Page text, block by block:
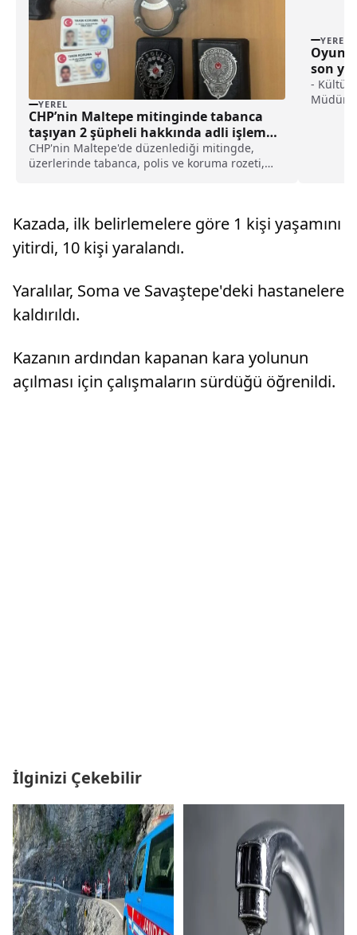
YEREL
CHP’nin Maltepe mitinginde tabanca
taşıyan 2 şüpheli hakkında adli işlem
başlatıldı haberi
CHP'nin Maltepe'de düzenlediği mitingde,
üzerlerinde tabanca, polis ve koruma rozeti,
Müdürlüğü ek...
YEREL
son
- Kültür
Müdürü
Kazada, ilk belirlemelere göre 1 kişi yaşamını
yitirdi, 10 kişi yaralandı.
Yaralılar, Soma ve Savaştepe'deki hastanelere
kaldırıldı.
Kazanın ardından kapanan kara yolunun
açılması için çalışmaların sürdüğü öğrenildi.
İlginizi Çekebilir